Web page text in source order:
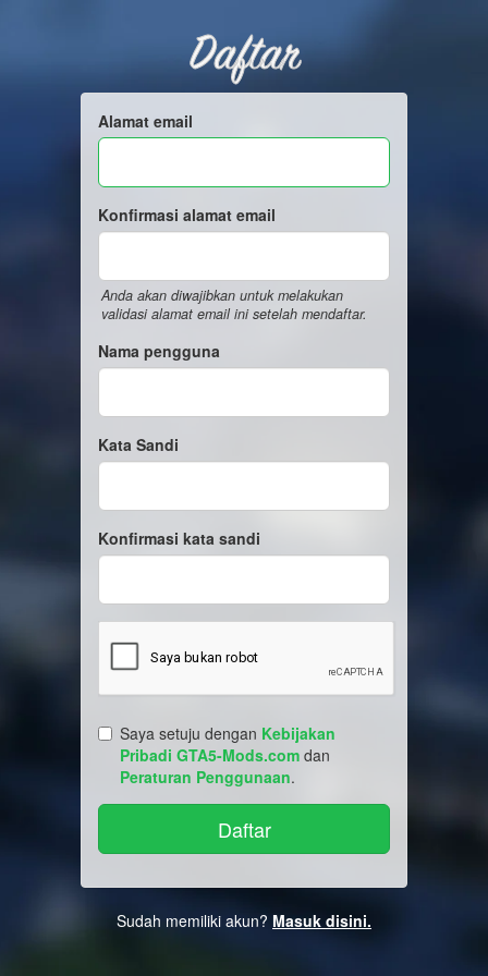
Daftar
Alamat email
Konfirmasi alamat email
Anda akan diwajibkan untuk melakukan
validasi alamat email ini setelah mendaftar.
Nama pengguna
Kata Sandi
Konfirmasi kata sandi
Saya setuju dengan Kebijakan
Pribadi GTA5-Mods.com dan
Peraturan Penggunaan.
Sudah memiliki akun? Masuk disini.